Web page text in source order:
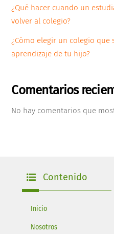
¿Qué hacer cuando un
volver al colegio?
¿Cómo elegir un colegio que
aprendizaje de tu hijo?
Comentarios
No hay comentarios que
Contenido
Inicio
Nosotros